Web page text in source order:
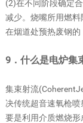
(2)在不同阶段确定
减少。烧嘴所用燃
在烟道处预热废钢的
9．什么是电炉集
集束射流
决传统超音速氧枪
要是利用介质燃烧